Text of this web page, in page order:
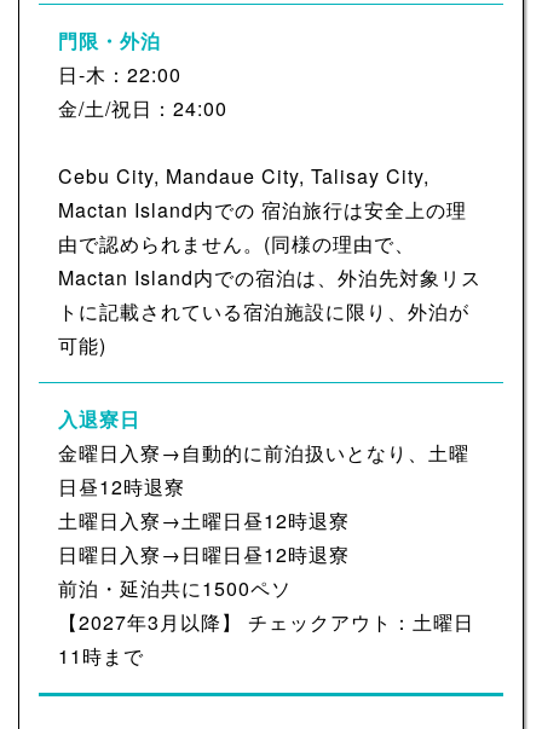
門限・外泊
日-木：22:00
金/土/祝日：24:00
Cebu City, Mandaue City, Talisay City,
Mactan Island内での 宿泊旅行は安全上の理
由で認められません。(同様の理由で、
Mactan Island内での宿泊は、外泊先対象リス
トに記載されている宿泊施設に限り、外泊が
可能)
入退寮日
金曜日入寮→自動的に前泊扱いとなり、土曜
日昼12時退寮
土曜日入寮→土曜日昼12時退寮
日曜日入寮→日曜日昼12時退寮
前泊・延泊共に1500ペソ
【2027年3月以降】 チェックアウト：土曜日
11時まで